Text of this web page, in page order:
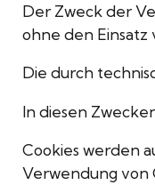
Der Zweck der
ohne den Einsatz
Die durch
In diesen
Cookies werden
Verwendung von